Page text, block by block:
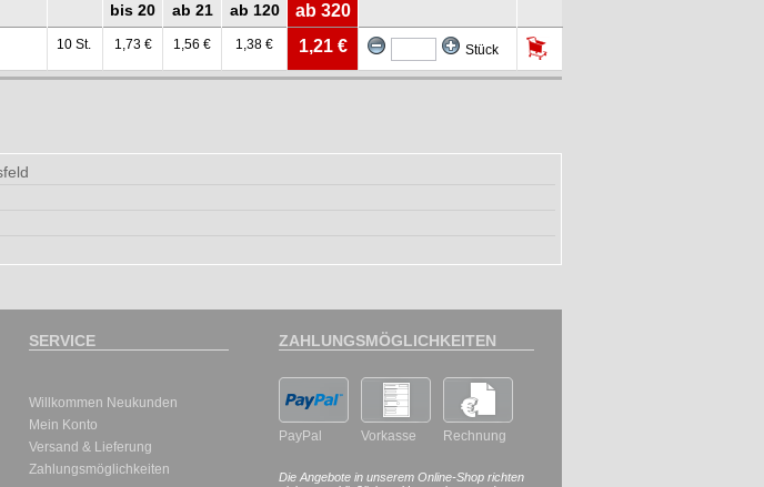
bis 20
ab 21 ab 120 ab 320
10 St. 1,73 € 1,56 € 1,38 € 1,21 € Stück
SERVICE
Willkommen Neukunden
Mein Konto
Versand & Lieferung
Zahlungsmöglichkeiten
ZAHLUNGSMÖGLICHKEITEN
PayPal Vorkasse Rechnung
Die Angebote in unserem Online-Shop richten